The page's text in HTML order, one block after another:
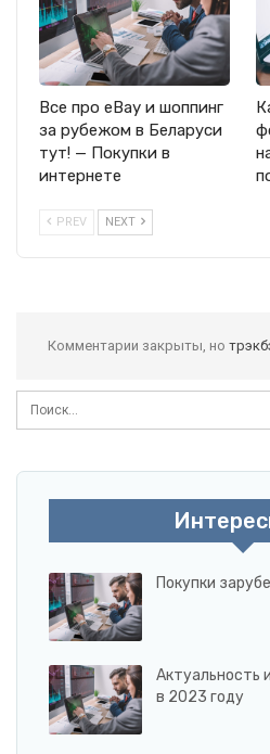
Все про eBay и шоппинг
за рубежом в Беларуси
тут! — Покупки в
интернете
PREV NEXT
Комментарии закрыты, но
Покупки
Актуальность
в 2023 году